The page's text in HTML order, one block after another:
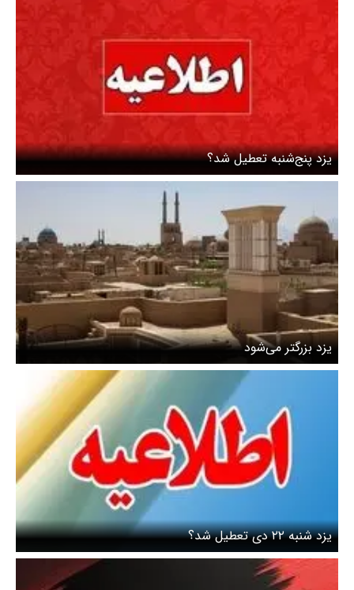
یزد پنج‌شنبه تعطیل شد؟
یزد بزرگتر می‌شود
یزد شنبه ۲۲ دی تعطیل شد؟